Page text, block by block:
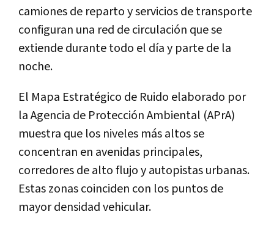
camiones de reparto y servicios de transporte
configuran una red de circulación que se
extiende durante todo el día y parte de la
noche.
El Mapa Estratégico de Ruido elaborado por
la Agencia de Protección Ambiental (APrA)
muestra que los niveles más altos se
concentran en avenidas principales,
corredores de alto flujo y autopistas urbanas.
Estas zonas coinciden con los puntos de
mayor densidad vehicular.